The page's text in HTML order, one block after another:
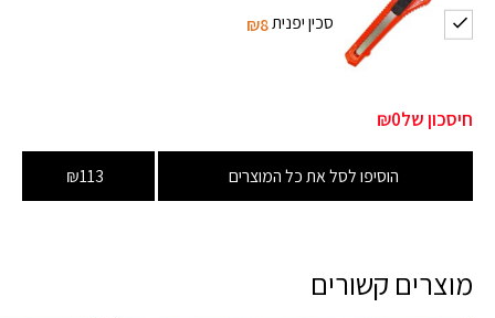
סכין יפנית₪8
חיסכון של₪0
הוסיפו לסל את כל המוצרים ₪113
מוצרים קשורים